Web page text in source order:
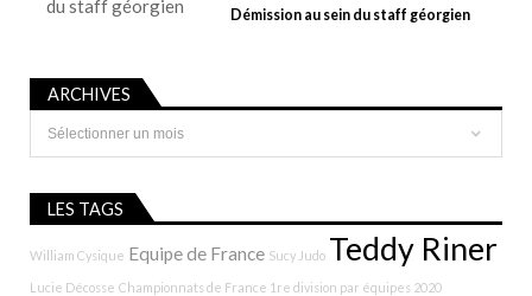
Démission au sein du staff géorgien
ARCHIVES
Archives
LES TAGS
William Cysique Equipe de France Sucy Judo Teddy Riner
Lucie Décosse Championnats de France 1re division par équipes 2020